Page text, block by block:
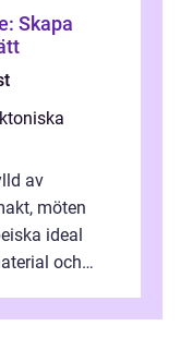
Skapa
av
möten
ideal
och